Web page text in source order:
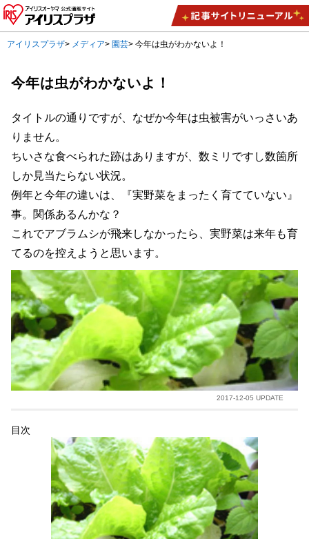
アイリスプラザ> メディア> 園芸>今年は虫がわかないよ！
今年は虫がわかないよ！
タイトルの通りですが、なぜか今年は虫被害がいっさいあ
りません。
ちいさな食べられた跡はありますが、数ミリですし数箇所
しか見当たらない状況。
例年と今年の違いは、『実野菜をまったく育てていない』
事。関係あるんかな？
これでアブラムシが飛来しなかったら、実野菜は来年も育
てるのを控えようと思います。
2017-12-05 UPDATE
目次